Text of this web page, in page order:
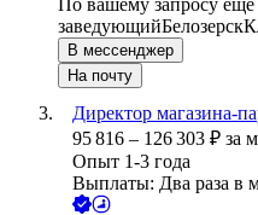
По вашему запросу ещё
заведующийБелозерск
В мессенджер
На почту
Директор магазина-
95 816 – 126 303 ₽ за
Опыт 1-3 года
Выплаты: Два раза в